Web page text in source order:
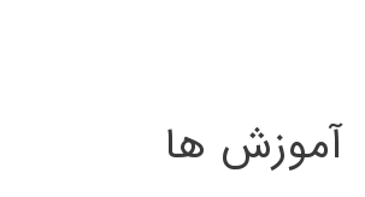
آموزش ها